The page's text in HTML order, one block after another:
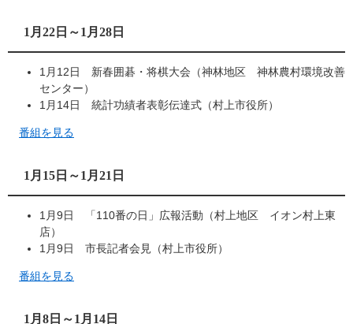
1月22日～1月28日
1月12日 新春囲碁・将棋大会（神林地区 神林農村環境改善
センター）
1月14日 統計功績者表彰伝達式（村上市役所）
番組を見る
1月15日～1月21日
1月9日 「110番の日」広報活動（村上地区 イオン村上東
店）
1月9日 市長記者会見（村上市役所）
番組を見る
1月8日～1月14日